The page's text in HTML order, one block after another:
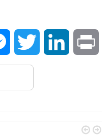
MessengerTwitter LinkedIn
 